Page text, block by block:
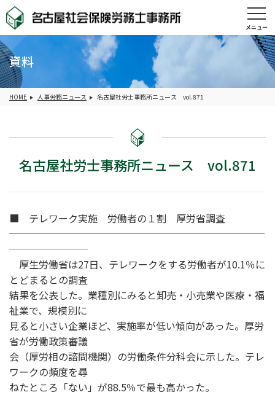
メニュー
資料
HOME 人事労務ニュース 名古屋社労士事務所ニュース vol.871
名古屋社労士事務所ニュース vol.871
■ テレワーク実施 労働者の１割 厚労省調査
──────────────────────────
────────
厚生労働省は27日、テレワークをする労働者が10.1％に
とどまるとの調査
結果を公表した。業種別にみると卸売・小売業や医療・福
祉業で、規模別に
見ると小さい企業ほど、実施率が低い傾向があった。厚労
省が労働政策審議
会（厚労相の諮問機関）の労働条件分科会に示した。テレ
ワークの頻度を尋
ねたところ「ない」が88.5％で最も高かった。